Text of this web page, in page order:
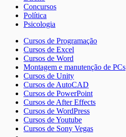
Concursos
Política
Psicologia
Cursos de Programação
Cursos de Excel
Cursos de Word
Montagem e manutenção de PCs
Cursos de Unity
Cursos de AutoCAD
Cursos de PowerPoint
Cursos de After Effects
Cursos de WordPress
Cursos de Youtube
Cursos de Sony Vegas